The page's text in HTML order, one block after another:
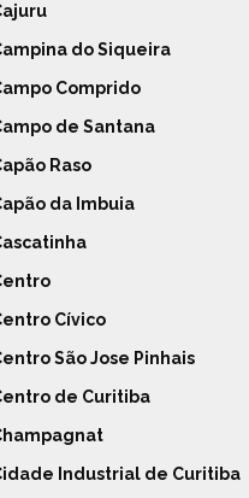
Cajuru
Campina do Siqueira
Campo Comprido
Campo de Santana
Capão Raso
Capão da Imbuia
Cascatinha
Centro
Centro Cívico
Centro São Jose Pinhais
Centro de Curitiba
Champagnat
Cidade Industrial de Curitiba